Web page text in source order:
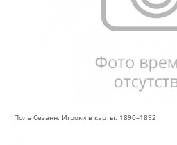
Поль Сезанн. Игроки в карты. 1890–1892